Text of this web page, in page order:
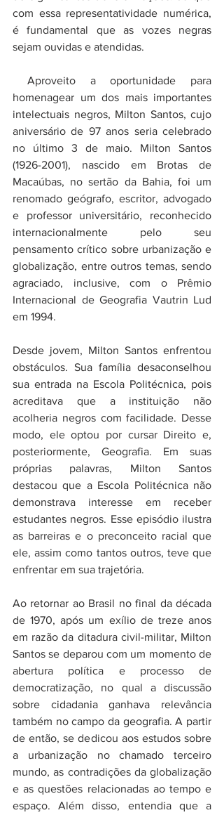
com essa representatividade numérica,
é fundamental que as vozes negras
sejam ouvidas e atendidas.
homenagear um dos mais importantes
intelectuais negros, Milton Santos, cujo
aniversário de 97 anos seria celebrado
no último 3 de maio. Milton Santos
(1926-2001), nascido em Brotas de
Macaúbas, no sertão da Bahia, foi um
renomado geógrafo, escritor, advogado
e professor universitário, reconhecido
internacionalmente pelo seu
pensamento crítico sobre urbanização e
globalização, entre outros temas, sendo
agraciado, inclusive, com o Prêmio
Internacional de Geografia Vautrin Lud
em 1994.
Desde jovem, Milton Santos enfrentou
obstáculos. Sua família desaconselhou
sua entrada na Escola Politécnica, pois
acreditava que a instituição não
acolheria negros com facilidade. Desse
modo, ele optou por cursar Direito e,
posteriormente, Geografia. Em suas
próprias palavras, Milton Santos
destacou que a Escola Politécnica não
demonstrava interesse em receber
estudantes negros. Esse episódio ilustra
as barreiras e o preconceito racial que
ele, assim como tantos outros, teve que
enfrentar em sua trajetória.
Ao retornar ao Brasil no final da década
de 1970, após um exílio de treze anos
em razão da ditadura civil-militar, Milton
Santos se deparou com um momento de
abertura política e processo de
democratização, no qual a discussão
sobre cidadania ganhava relevância
também no campo da geografia. A partir
de então, se dedicou aos estudos sobre
a urbanização no chamado terceiro
mundo, as contradições da globalização
e as questões relacionadas ao tempo e
espaço. Além disso, entendia que a